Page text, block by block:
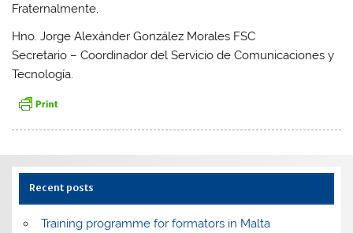
Fraternalmente,
Hno. Jorge Alexánder González Morales FSC
Secretario – Coordinador del Servicio de Comunicaciones y
Tecnología.
Recent posts
Training programme for formators in Malta